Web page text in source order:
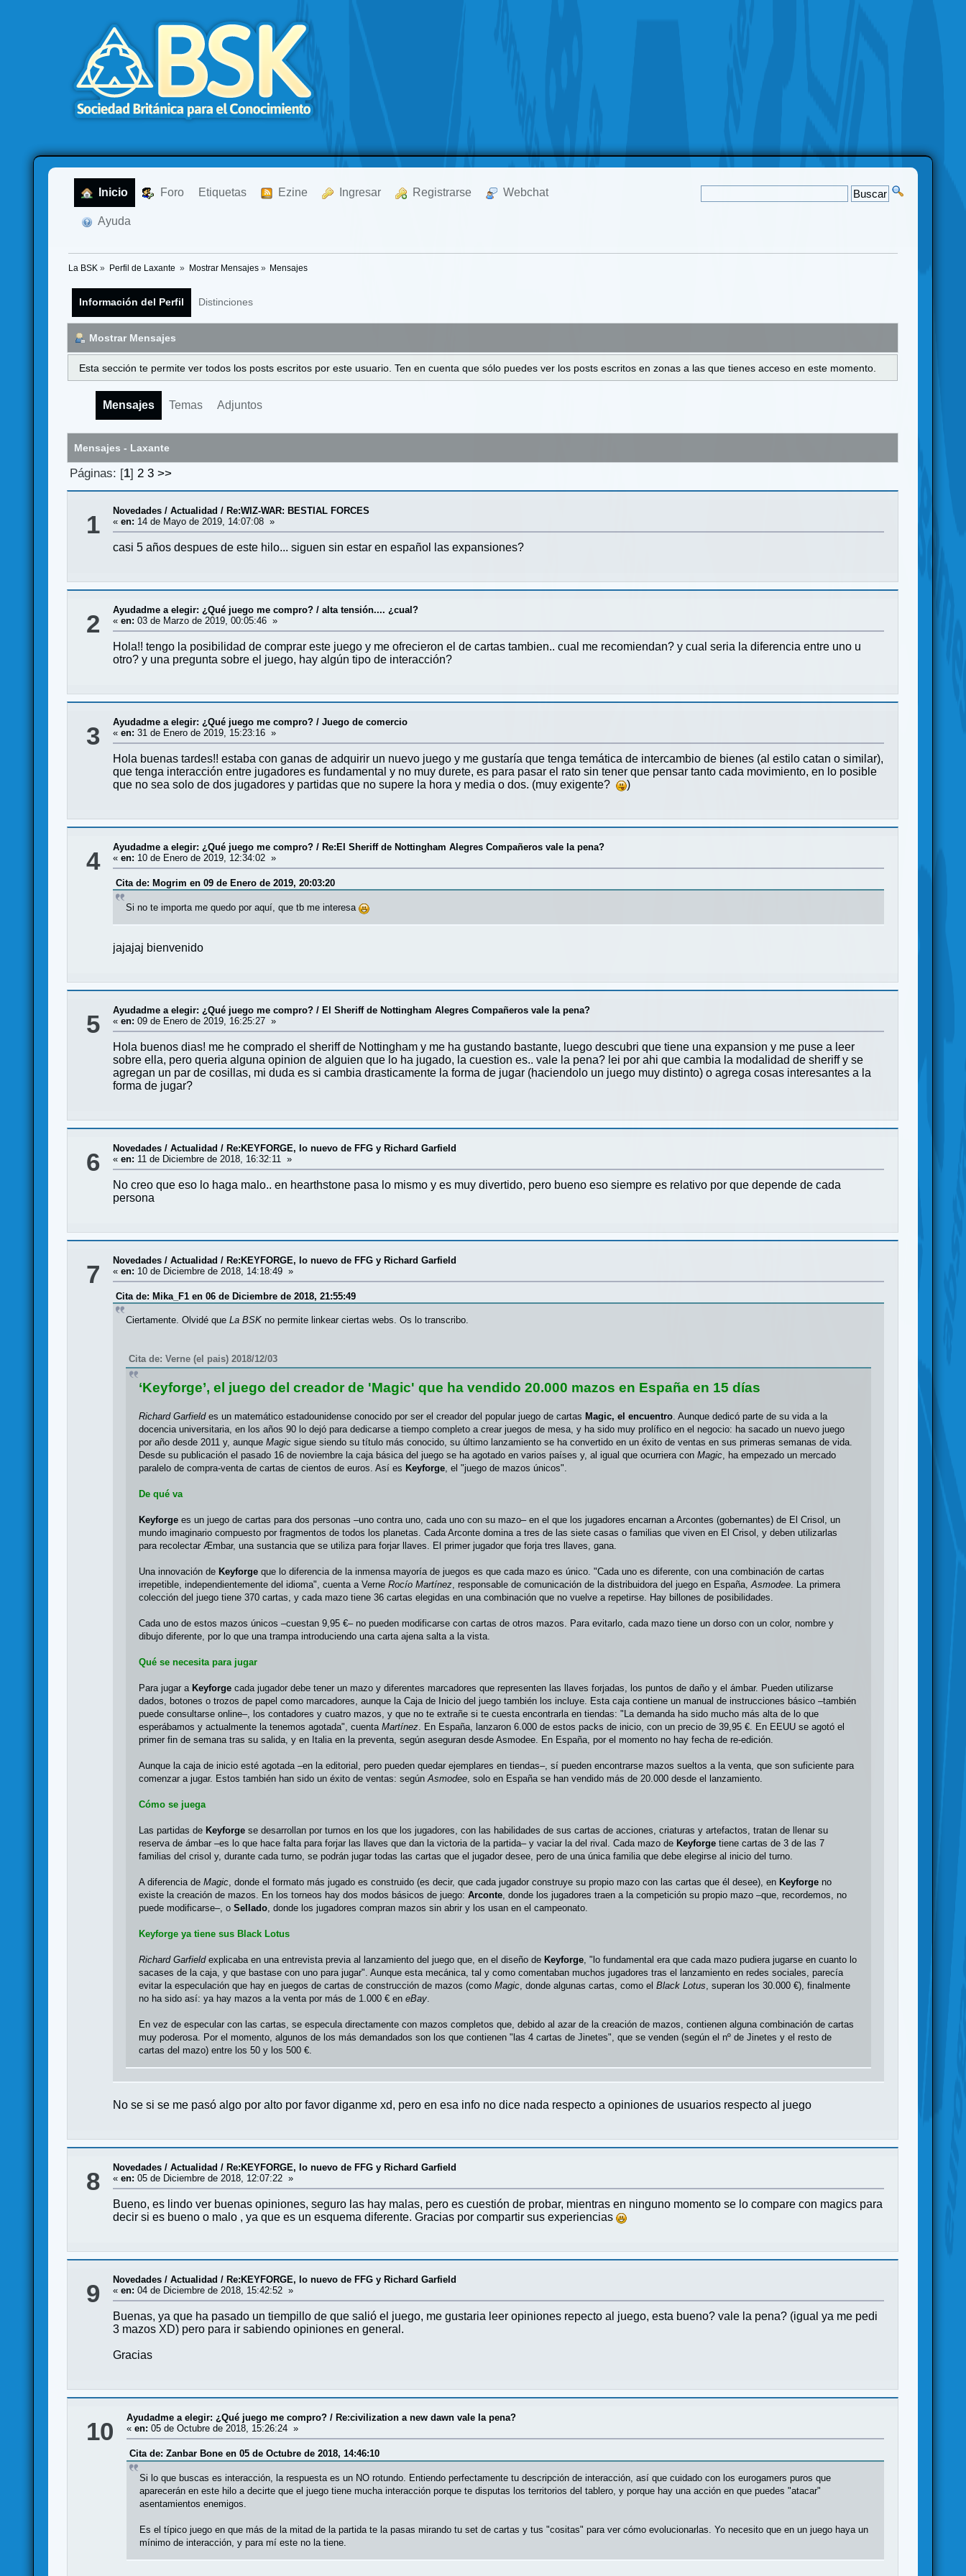
Inicio Foro Etiquetas Ezine Ingresar Registrarse Webchat
Ayuda
La BSK » Perfil de Laxante » Mostrar Mensajes» Mensajes
Información del Perfil Distinciones
Mostrar Mensajes
Esta sección te permite ver todos los posts escritos por este usuario. Ten en cuenta que sólo puedes ver los posts escritos en zonas a las que tienes acceso en este momento.
Mensajes Temas Adjuntos
Mensajes - Laxante
Páginas: [1] 2 3 >>
1 Novedades / Actualidad / Re:WIZ-WAR: BESTIAL FORCES
«en: 14 de Mayo de 2019, 14:07:08 »
casi 5 años despues de este hilo... siguen sin estar en español las expansiones?
2 Ayudadme a elegir: ¿Qué juego me compro? /alta tensión.... ¿cual?
«en: 03 de Marzo de 2019, 00:05:46 »
Hola!! tengo la posibilidad de comprar este juego y me ofrecieron el de cartas tambien.. cual me recomiendan? y cual seria la diferencia entre uno u
otro? y una pregunta sobre el juego, hay algún tipo de interacción?
3 Ayudadme a elegir: ¿Qué juego me compro? /Juego de comercio
«en: 31 de Enero de 2019, 15:23:16 »
Hola buenas tardes!! estaba con ganas de adquirir un nuevo juego y me gustaría que tenga temática de intercambio de bienes (al estilo catan o similar),
que tenga interacción entre jugadores es fundamental y no muy durete, es para pasar el rato sin tener que pensar tanto cada movimiento, en lo posible
que no sea solo de dos jugadores y partidas que no supere la hora y media o dos. (muy exigente?
)
4 Ayudadme a elegir: ¿Qué juego me compro? / Re:El Sheriff de Nottingham Alegres Compañeros vale la pena?
«en: 10 de Enero de 2019, 12:34:02 »
Cita de: Mogrim en 09 de Enero de 2019, 20:03:20
Si no te importa me quedo por aquí, que tb me interesa
jajajaj bienvenido
5 Ayudadme a elegir: ¿Qué juego me compro? / El Sheriff de Nottingham Alegres Compañeros vale la pena?
«en: 09 de Enero de 2019, 16:25:27 »
Hola buenos dias! me he comprado el sheriff de Nottingham y me ha gustando bastante, luego descubri que tiene una expansion y me puse a leer
sobre ella, pero queria alguna opinion de alguien que lo ha jugado, la cuestion es.. vale la pena? lei por ahi que cambia la modalidad de sheriff y se
agregan un par de cosillas, mi duda es si cambia drasticamente la forma de jugar (haciendolo un juego muy distinto) o agrega cosas interesantes a la
forma de jugar?
6 Novedades / Actualidad / Re:KEYFORGE, lo nuevo de FFG y Richard Garfield
«en: 11 de Diciembre de 2018, 16:32:11 »
No creo que eso lo haga malo.. en hearthstone pasa lo mismo y es muy divertido, pero bueno eso siempre es relativo por que depende de cada
persona
7 Novedades / Actualidad / Re:KEYFORGE, lo nuevo de FFG y Richard Garfield
«en: 10 de Diciembre de 2018, 14:18:49 »
Cita de: Mika_F1 en 06 de Diciembre de 2018, 21:55:49
Ciertamente. Olvidé queLa BSK no permite linkear ciertas webs. Os lo transcribo.
Cita de: Verne (el pais) 2018/12/03
‘Keyforge’, el juego del creador de 'Magic' que ha vendido 20.000 mazos en España en 15 días
Richard Garfieldes un matemático estadounidense conocido por ser el creador del popular juego de cartas Magic, el encuentro . Aunque dedicó parte de su vida a la
docencia universitaria, en los años 90 lo dejó para dedicarse a tiempo completo a crear juegos de mesa, y ha sido muy prolífico en el negocio: ha sacado un nuevo juego
por año desde 2011 y, aunqueMagic sigue siendo su título más conocido, su último lanzamiento se ha convertido en un éxito de ventas en sus primeras semanas de vida.
Desde su publicación el pasado 16 de noviembre la caja básica del juego se ha agotado en varios países y, al igual que ocurriera conMagic , ha empezado un mercado
paralelo de compra-venta de cartas de cientos de euros. Así es Keyforge , el "juego de mazos únicos".
De qué va
Keyforge es un juego de cartas para dos personas –uno contra uno, cada uno con su mazo– en el que los jugadores encarnan a Arcontes (gobernantes) de El Crisol, un
mundo imaginario compuesto por fragmentos de todos los planetas. Cada Arconte domina a tres de las siete casas o familias que viven en El Crisol, y deben utilizarlas
para recolectar Æmbar, una sustancia que se utiliza para forjar llaves. El primer jugador que forja tres llaves, gana.
Una innovación de Keyforge que lo diferencia de la inmensa mayoría de juegos es que cada mazo es único. "Cada uno es diferente, con una combinación de cartas
irrepetible, independientemente del idioma", cuenta a VerneRocío Martínez , responsable de comunicación de la distribuidora del juego en España,Asmodee . La primera
colección del juego tiene 370 cartas, y cada mazo tiene 36 cartas elegidas en una combinación que no vuelve a repetirse. Hay billones de posibilidades.
Cada uno de estos mazos únicos –cuestan 9,95 €– no pueden modificarse con cartas de otros mazos. Para evitarlo, cada mazo tiene un dorso con un color, nombre y
dibujo diferente, por lo que una trampa introduciendo una carta ajena salta a la vista.
Qué se necesita para jugar
Para jugar a Keyforge cada jugador debe tener un mazo y diferentes marcadores que representen las llaves forjadas, los puntos de daño y el ámbar. Pueden utilizarse
dados, botones o trozos de papel como marcadores, aunque la Caja de Inicio del juego también los incluye. Esta caja contiene un manual de instrucciones básico –también
puede consultarse online–, los contadores y cuatro mazos, y que no te extrañe si te cuesta encontrarla en tiendas: "La demanda ha sido mucho más alta de lo que
esperábamos y actualmente la tenemos agotada", cuentaMartínez . En España, lanzaron 6.000 de estos packs de inicio, con un precio de 39,95 €. En EEUU se agotó el
primer fin de semana tras su salida, y en Italia en la preventa, según aseguran desde Asmodee. En España, por el momento no hay fecha de re-edición.
Aunque la caja de inicio esté agotada –en la editorial, pero pueden quedar ejemplares en tiendas–, sí pueden encontrarse mazos sueltos a la venta, que son suficiente para
comenzar a jugar. Estos también han sido un éxito de ventas: segúnAsmodee , solo en España se han vendido más de 20.000 desde el lanzamiento.
Cómo se juega
Las partidas de Keyforge se desarrollan por turnos en los que los jugadores, con las habilidades de sus cartas de acciones, criaturas y artefactos, tratan de llenar su
reserva de ámbar –es lo que hace falta para forjar las llaves que dan la victoria de la partida– y vaciar la del rival. Cada mazo de Keyforge tiene cartas de 3 de las 7
familias del crisol y, durante cada turno, se podrán jugar todas las cartas que el jugador desee, pero de una única familia que debe elegirse al inicio del turno.
A diferencia deMagic , donde el formato más jugado es construido (es decir, que cada jugador construye su propio mazo con las cartas que él desee), en Keyforge no
existe la creación de mazos. En los torneos hay dos modos básicos de juego:Arconte , donde los jugadores traen a la competición su propio mazo –que, recordemos, no
puede modificarse–, oSellado , donde los jugadores compran mazos sin abrir y los usan en el campeonato.
Keyforge ya tiene sus Black Lotus
Richard Garfieldexplicaba en una entrevista previa al lanzamiento del juego que, en el diseño de Keyforge , "lo fundamental era que cada mazo pudiera jugarse en cuanto lo
sacases de la caja, y que bastase con uno para jugar". Aunque esta mecánica, tal y como comentaban muchos jugadores tras el lanzamiento en redes sociales, parecía
evitar la especulación que hay en juegos de cartas de construcción de mazos (comoMagic , donde algunas cartas, como elBlack Lotus , superan los 30.000 €), finalmente
no ha sido así: ya hay mazos a la venta por más de 1.000 € eneBay
En vez de especular con las cartas, se especula directamente con mazos completos que, debido al azar de la creación de mazos, contienen alguna combinación de cartas
muy poderosa. Por el momento, algunos de los más demandados son los que contienen "las 4 cartas de Jinetes", que se venden (según el nº de Jinetes y el resto de
cartas del mazo) entre los 50 y los 500 €.
No se si se me pasó algo por alto por favor diganme xd, pero en esa info no dice nada respecto a opiniones de usuarios respecto al juego
8 Novedades / Actualidad / Re:KEYFORGE, lo nuevo de FFG y Richard Garfield
«en: 05 de Diciembre de 2018, 12:07:22 »
Bueno, es lindo ver buenas opiniones, seguro las hay malas, pero es cuestión de probar, mientras en ninguno momento se lo compare con magics para
decir si es bueno o malo , ya que es un esquema diferente. Gracias por compartir sus experiencias
9 Novedades / Actualidad / Re:KEYFORGE, lo nuevo de FFG y Richard Garfield
«en: 04 de Diciembre de 2018, 15:42:52 »
Buenas, ya que ha pasado un tiempillo de que salió el juego, me gustaria leer opiniones repecto al juego, esta bueno? vale la pena? (igual ya me pedi
3 mazos XD) pero para ir sabiendo opiniones en general.
Gracias
10 Ayudadme a elegir: ¿Qué juego me compro? / Re:civilization a new dawn vale la pena?
«en: 05 de Octubre de 2018, 15:26:24 »
Cita de: Zanbar Bone en 05 de Octubre de 2018, 14:46:10
Si lo que buscas es interacción, la respuesta es un NO rotundo. Entiendo perfectamente tu descripción de interacción, así que cuidado con los eurogamers puros que
aparecerán en este hilo a decirte que el juego tiene mucha interacción porque te disputas los territorios del tablero, y porque hay una acción en que puedes "atacar"
asentamientos enemigos.
Es el típico juego en que más de la mitad de la partida te la pasas mirando tu set de cartas y tus "cositas" para ver cómo evolucionarlas. Yo necesito que en un juego haya un
mínimo de interacción, y para mí este no la tiene.